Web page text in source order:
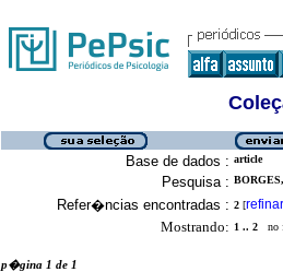
Base de dados : article
Pesquisa :
Refer�ncias encontradas : 2 [refinar
Mostrando: 1 .. 2 no
p�gina 1 de 1